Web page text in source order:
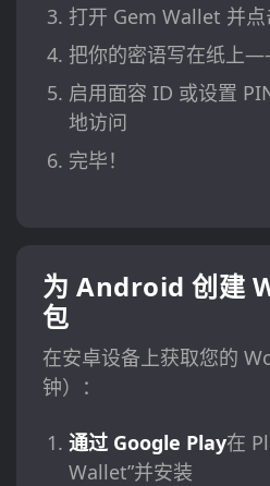
打开 Gem Wallet 并点
把你的密语写在纸上
启用面容 ID 或设置
地访问
完毕！
为 Android 创建
包
在安卓设备上获取您的
钟）：
通过 Google Play在
Wallet”并安装